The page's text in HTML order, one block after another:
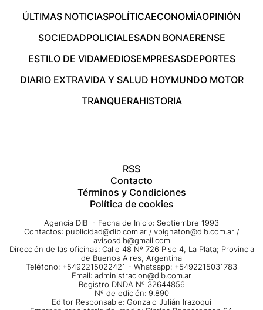
ÚLTIMAS NOTICIASPOLÍTICAECONOMÍAOPINIÓN
SOCIEDADPOLICIALESADN BONAERENSE
ESTILO DE VIDAMEDIOSEMPRESASDEPORTES
DIARIO EXTRAVIDA Y SALUD HOYMUNDO MOTOR
TRANQUERAHISTORIA
RSS
Contacto
Términos y Condiciones
Política de cookies
Agencia DIB - Fecha de Inicio: Septiembre 1993
Contactos: publicidad@dib.com.ar / vpignaton@dib.com.ar /
avisosdib@gmail.com
Dirección de las oficinas: Calle 48 Nº 726 Piso 4, La Plata; Provincia
de Buenos Aires, Argentina
Teléfono: +5492215022421 - Whatsapp: +5492215031783
Email: administracion@dib.com.ar
Registro DNDA Nº 32644856
Nº de edición: 9.890
Editor Responsable: Gonzalo Julián Irazoqui